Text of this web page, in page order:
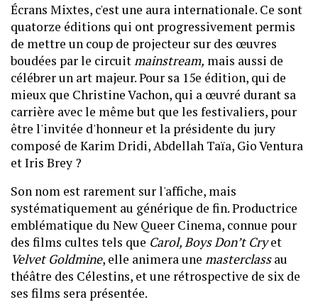
Écrans Mixtes, c'est une aura internationale. Ce sont
quatorze éditions qui ont progressivement permis
de mettre un coup de projecteur sur des œuvres
boudées par le circuitmainstream, mais aussi de
célébrer un art majeur. Pour sa 15e édition, qui de
mieux que Christine Vachon, qui a œuvré durant sa
carrière avec le même but que les festivaliers, pour
être l'invitée d'honneur et la présidente du jury
composé de Karim Dridi, Abdellah Taïa, Gio Ventura
et Iris Brey ?
Son nom est rarement sur l'affiche, mais
systématiquement au générique de fin. Productrice
emblématique du New Queer Cinema, connue pour
des films cultes tels que Carol, Boys Don’t Cryet
Velvet Goldmine, elle animera une masterclassau
théâtre des Célestins, et une rétrospective de six de
ses films sera présentée.